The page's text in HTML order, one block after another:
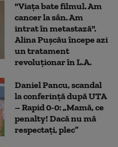
"Viața bate filmul. Am
cancer la sân. Am
intrat în metastază".
Alina Pușcău începe azi
un tratament
revoluționar în L.A.
Daniel Pancu, scandal
la conferință după UTA
– Rapid 0-0: „Mamă, ce
penalty! Dacă nu mă
respectați, plec”